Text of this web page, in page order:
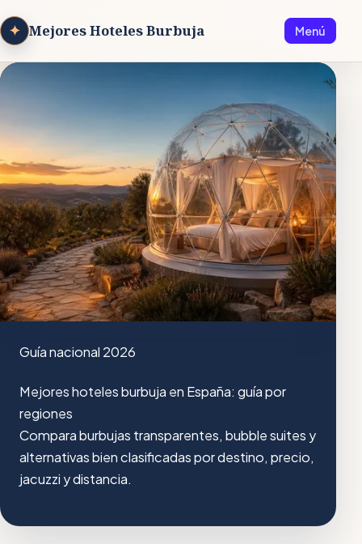
✦ Mejores Hoteles Burbuja Menú
Guía nacional 2026
Mejores hoteles burbuja en España: guía por
regiones
Compara burbujas transparentes, bubble suites y
alternativas bien clasificadas por destino, precio,
jacuzzi y distancia.